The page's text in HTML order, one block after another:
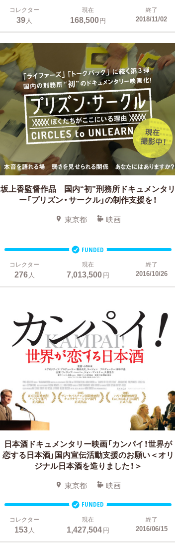
コレクター
39人
現在
168,500円
終了
2018/11/02
坂上香監督作品 国内“初”刑務所ドキュメンタリ
ー「プリズン・サークル」の制作支援を！
東京都 映画
FUNDED
コレクター
276人
現在
7,013,500円
終了
2016/10/26
日本酒ドキュメンタリー映画「カンパイ！世界が
恋する日本酒」国内宣伝活動支援のお願い＜オリ
ジナル日本酒を造りました！＞
東京都 映画
FUNDED
コレクター
153人
現在
1,427,504円
終了
2016/06/15